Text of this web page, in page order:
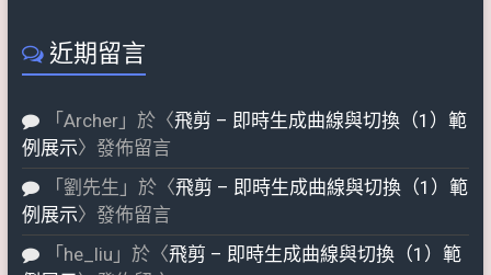
近期留言
「 Archer」於〈飛剪 – 即時生成曲線與切換（1）範
例展示〉發佈留言
「 劉先生 」於〈飛剪 – 即時生成曲線與切換（1）範
例展示〉發佈留言
「 he_liu 」於〈飛剪 – 即時生成曲線與切換（1）範